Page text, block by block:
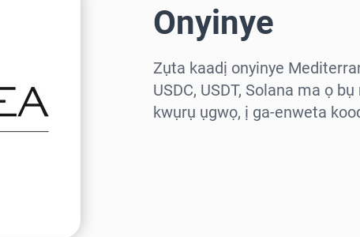
Onyinye
Zụta kaadị onyinye
USDC, USDT, Solana ma ọ
kwụrụ ụgwọ, ị ga-enweta